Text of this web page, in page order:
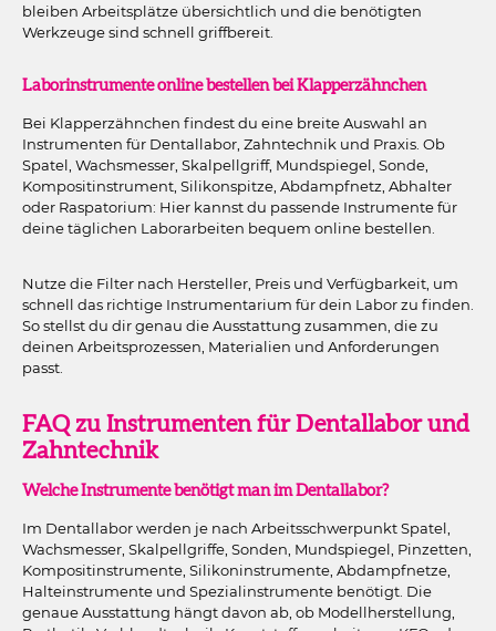
bleiben Arbeitsplätze übersichtlich und die benötigten
Werkzeuge sind schnell griffbereit.
Laborinstrumente online bestellen bei Klapperzähnchen
Bei Klapperzähnchen findest du eine breite Auswahl an
Instrumenten für Dentallabor, Zahntechnik und Praxis. Ob
Spatel, Wachsmesser, Skalpellgriff, Mundspiegel, Sonde,
Kompositinstrument, Silikonspitze, Abdampfnetz, Abhalter
oder Raspatorium: Hier kannst du passende Instrumente für
deine täglichen Laborarbeiten bequem online bestellen.
Nutze die Filter nach Hersteller, Preis und Verfügbarkeit, um
schnell das richtige Instrumentarium für dein Labor zu finden.
So stellst du dir genau die Ausstattung zusammen, die zu
deinen Arbeitsprozessen, Materialien und Anforderungen
passt.
FAQ zu Instrumenten für Dentallabor und
Zahntechnik
Welche Instrumente benötigt man im Dentallabor?
Im Dentallabor werden je nach Arbeitsschwerpunkt Spatel,
Wachsmesser, Skalpellgriffe, Sonden, Mundspiegel, Pinzetten,
Kompositinstrumente, Silikoninstrumente, Abdampfnetze,
Halteinstrumente und Spezialinstrumente benötigt. Die
genaue Ausstattung hängt davon ab, ob Modellherstellung,